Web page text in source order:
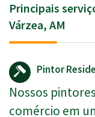
Principais
Várzea, AM
Pintor
Nossos
comércio em